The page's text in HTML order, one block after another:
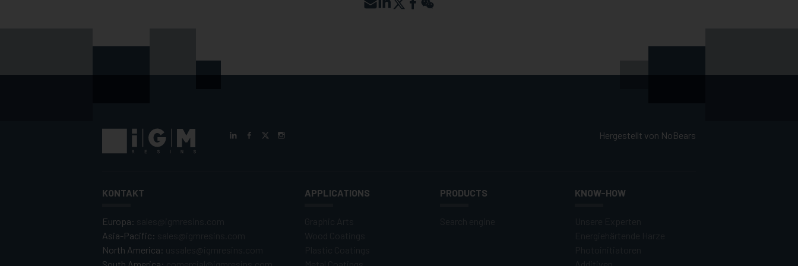
Hergestellt von NoBears
KONTAKT
Europa:
Asia-Pacific:
North America:
APPLICATIONS PRODUCTS KNOW-HOW